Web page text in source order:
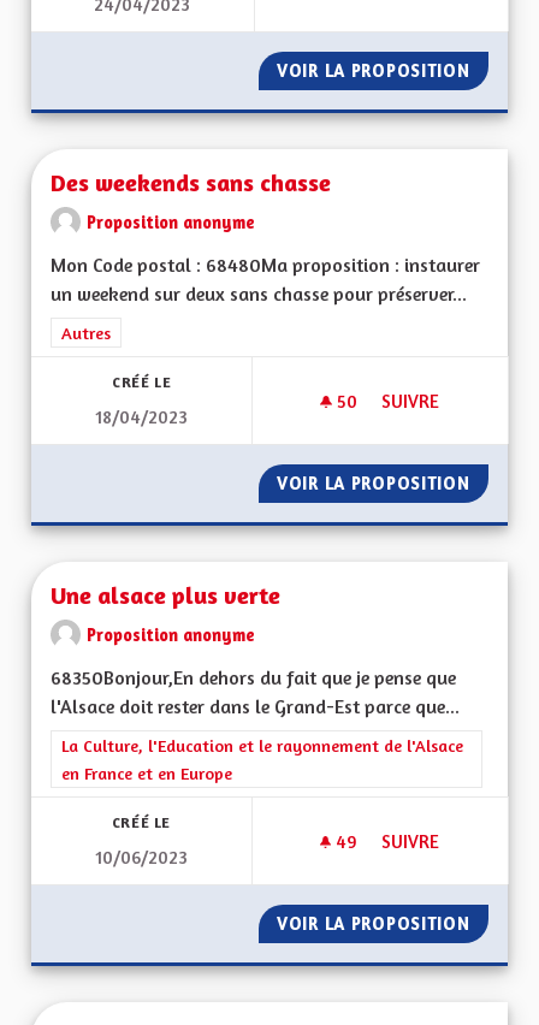
VOIR LA PROPOSITION
Des weekends sans chasse
Proposition anonyme
Mon Code postal : 68480Ma proposition : instaurer
un weekend sur deux sans chasse pour préserver...
Filtrer les résultats de la catégorie : Autres
Autres
CRÉÉ LE
18/04/2023
50 50 ABONNÉS
SUIVRE
VOIR LA PROPOSITION DES
Une alsace plus verte
Proposition anonyme
68350Bonjour,En dehors du fait que je pense que
l'Alsace doit rester dans le Grand-Est parce que...
Filtrer les résultats de la catégorie : La Culture, l'Education et
La Culture, l'Education et le rayonnement de l'Alsace
en France et en Europe
CRÉÉ LE
10/06/2023
49 49 ABONNÉS
SUIVRE
VOIR LA PROPOSITION UNE